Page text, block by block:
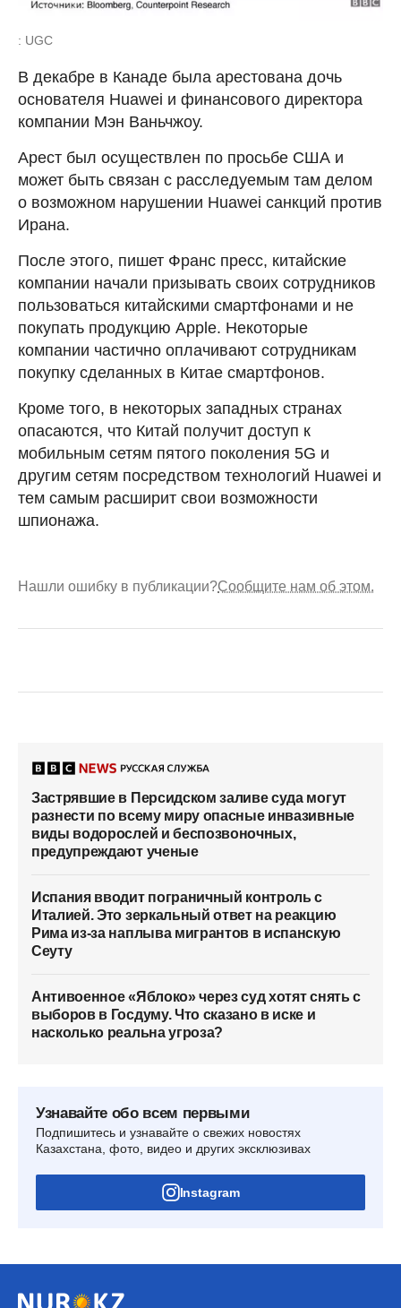
: UGC
В декабре в Канаде была арестована дочь
основателя Huawei и финансового директора
компании Мэн Ваньчжоу.
Арест был осуществлен по просьбе США и
может быть связан с расследуемым там делом
о возможном нарушении Huawei санкций против
Ирана.
После этого, пишет Франс пресс, китайские
компании начали призывать своих сотрудников
пользоваться китайскими смартфонами и не
покупать продукцию Apple. Некоторые
компании частично оплачивают сотрудникам
покупку сделанных в Китае смартфонов.
Кроме того, в некоторых западных странах
опасаются, что Китай получит доступ к
мобильным сетям пятого поколения 5G и
другим сетям посредством технологий Huawei и
тем самым расширит свои возможности
шпионажа.
Нашли ошибку в публикации?Сообщите нам об этом.
Застрявшие в Персидском заливе суда могут
разнести по всему миру опасные инвазивные
виды водорослей и беспозвоночных,
предупреждают ученые
Испания вводит пограничный контроль с
Италией. Это зеркальный ответ на реакцию
Рима из-за наплыва мигрантов в испанскую
Сеуту
Антивоенное «Яблоко» через суд хотят снять с
выборов в Госдуму. Что сказано в иске и
насколько реальна угроза?
Узнавайте обо всем первыми
Подпишитесь и узнавайте о свежих новостях
Казахстана, фото, видео и других эксклюзивах
Instagram